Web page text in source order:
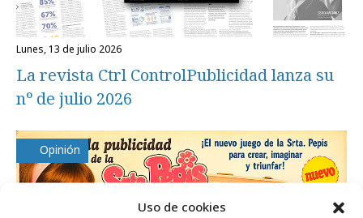
Uso de cookies
lunes, 13 de julio 2026
La revista Ctrl ControlPublicidad lanza su
nº de julio 2026
Opinión